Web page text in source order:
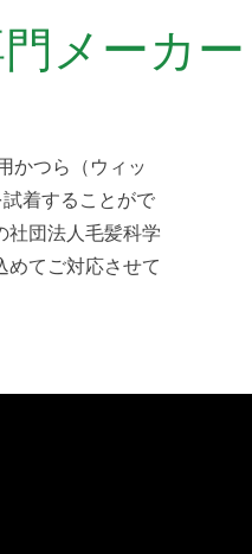
メーカー
かつら（ウィッ
着することがで
社団法人毛髪科学
めてご対応させて